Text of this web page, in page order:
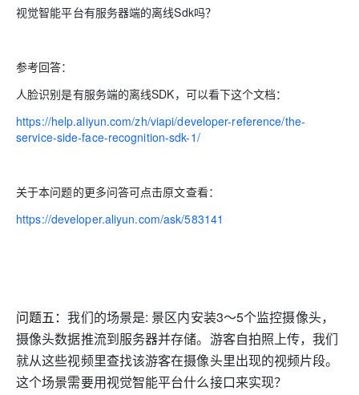
视觉智能平台有服务器端的离线Sdk吗？
参考回答：
人脸识别是有服务端的离线SDK，可以看下这个文档：
https://help.aliyun.com/zh/viapi/developer-reference/the-
service-side-face-recognition-sdk-1/
关于本问题的更多问答可点击原文查看：
https://developer.aliyun.com/ask/583141
问题五：我们的场景是: 景区内安装3～5个监控摄像头，
摄像头数据推流到服务器并存储。游客自拍照上传，我们
就从这些视频里查找该游客在摄像头里出现的视频片段。
这个场景需要用视觉智能平台什么接口来实现？